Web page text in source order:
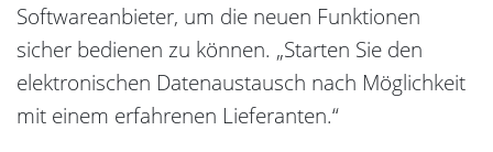
Softwareanbieter, um die neuen Funktionen
sicher bedienen zu können. „Starten Sie den
elektronischen Datenaustausch nach Möglichkeit
mit einem erfahrenen Lieferanten.“